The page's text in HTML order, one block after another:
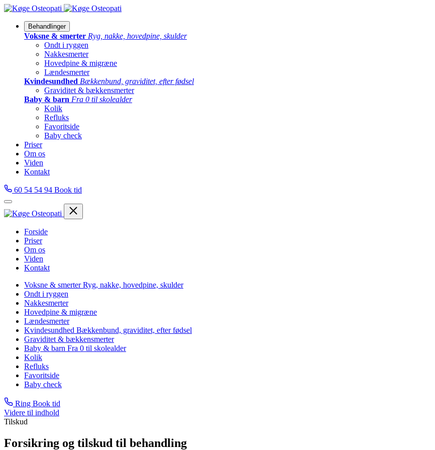
Behandlinger
Voksne & smerter Ryg, nakke, hovedpine, skulder
Ondt i ryggen
Nakkesmerter
Hovedpine & migræne
Lændesmerter
Kvindesundhed Bækkenbund, graviditet, efter fødsel
Graviditet & bækkensmerter
Baby & barn Fra 0 til skolealder
Kolik
Refluks
Favoritside
Baby check
Priser
Om os
Viden
Kontakt
60 54 54 94 Book tid
Forside
Priser
Om os
Viden
Kontakt
Voksne & smerter Ryg, nakke, hovedpine, skulder
Ondt i ryggen
Nakkesmerter
Hovedpine & migræne
Lændesmerter
Kvindesundhed Bækkenbund, graviditet, efter fødsel
Graviditet & bækkensmerter
Baby & barn Fra 0 til skolealder
Kolik
Refluks
Favoritside
Baby check
Ring Book tid
Videre til indhold
Tilskud
Forsikring og tilskud til behandling